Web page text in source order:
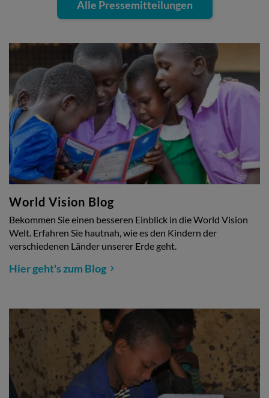
Alle Pressemitteilungen
World Vision Blog
Bekommen Sie einen besseren Einblick in die World Vision
Welt. Erfahren Sie hautnah, wie es den Kindern der
verschiedenen Länder unserer Erde geht.
Hier geht's zum Blog